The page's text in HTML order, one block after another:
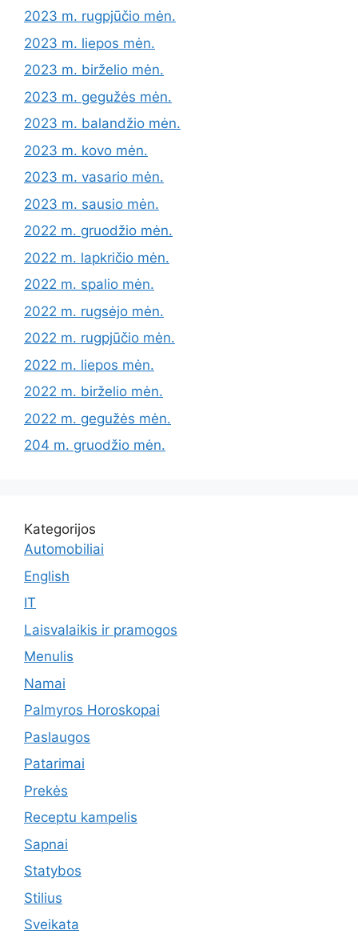
2023 m. rugpjūčio mėn.
2023 m. liepos mėn.
2023 m. birželio mėn.
2023 m. gegužės mėn.
2023 m. balandžio mėn.
2023 m. kovo mėn.
2023 m. vasario mėn.
2023 m. sausio mėn.
2022 m. gruodžio mėn.
2022 m. lapkričio mėn.
2022 m. spalio mėn.
2022 m. rugsėjo mėn.
2022 m. rugpjūčio mėn.
2022 m. liepos mėn.
2022 m. birželio mėn.
2022 m. gegužės mėn.
204 m. gruodžio mėn.
Kategorijos
Automobiliai
English
IT
Laisvalaikis ir pramogos
Menulis
Namai
Palmyros Horoskopai
Paslaugos
Patarimai
Prekės
Receptu kampelis
Sapnai
Statybos
Stilius
Sveikata